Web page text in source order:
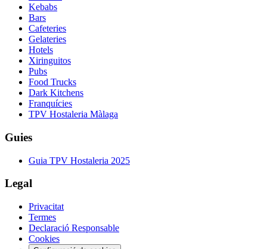
Kebabs
Bars
Cafeteries
Gelateries
Hotels
Xiringuitos
Pubs
Food Trucks
Dark Kitchens
Franquícies
TPV Hostaleria Màlaga
Guies
Guia TPV Hostaleria 2025
Legal
Privacitat
Termes
Declaració Responsable
Cookies